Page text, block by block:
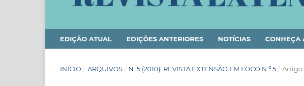
EDIÇÃO ATUAL EDIÇÕES ANTERIORES NOTÍCIAS CONHEÇA
INÍCIO / ARQUIVOS / N. 5 (2010): REVISTA EXTENSÃO EM FOCO N.º 5 / Artigo